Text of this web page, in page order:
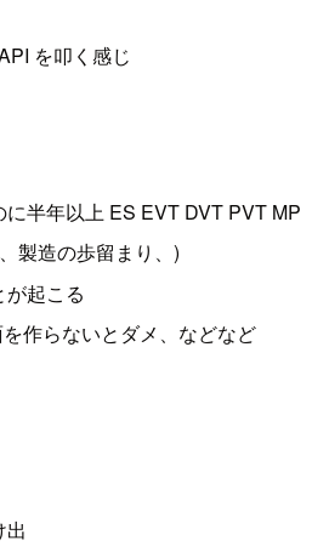
を叩く感じ
半年以上 ES EVT DVT PVT MP
製造の歩留まり、)
起こる
作らないとダメ、などなど
出